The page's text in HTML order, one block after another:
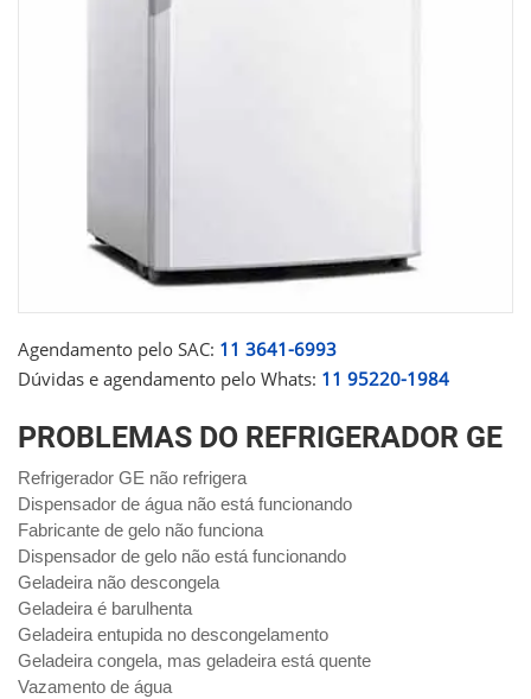
Agendamento pelo SAC: 11 3641-6993
Dúvidas e agendamento pelo Whats: 11 95220-1984
PROBLEMAS DO REFRIGERADOR GE
Refrigerador GE não refrigera
Dispensador de água não está funcionando
Fabricante de gelo não funciona
Dispensador de gelo não está funcionando
Geladeira não descongela
Geladeira é barulhenta
Geladeira entupida no descongelamento
Geladeira congela, mas geladeira está quente
Vazamento de água